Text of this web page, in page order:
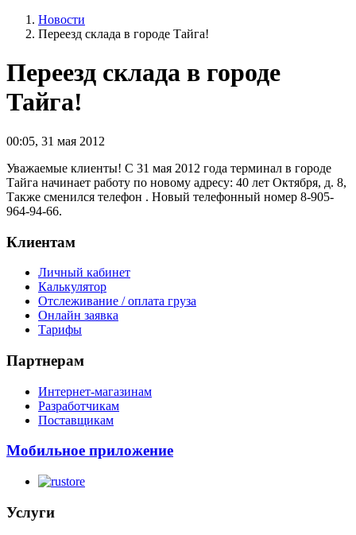
Новости
Переезд склада в городе Тайга!
Переезд склада в городе
Тайга!
00:05, 31 мая 2012
Уважаемые клиенты! С 31 мая 2012 года терминал в городе
Тайга начинает работу по новому адресу: 40 лет Октября, д. 8,
Также сменился телефон . Новый телефонный номер 8-905-
964-94-66.
Клиентам
Личный кабинет
Калькулятор
Отслеживание / оплата груза
Онлайн заявка
Тарифы
Партнерам
Интернет-магазинам
Разработчикам
Поставщикам
Мобильное приложение
Услуги